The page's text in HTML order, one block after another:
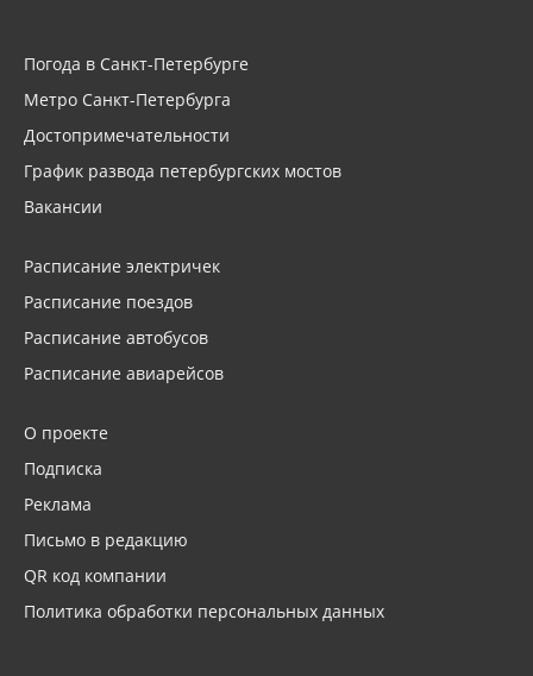
Погода в Санкт-Петербурге
Метро Санкт-Петербурга
Достопримечательности
График развода петербургских мостов
Вакансии
Расписание электричек
Расписание поездов
Расписание автобусов
Расписание авиарейсов
О проекте
Подписка
Реклама
Письмо в редакцию
QR код компании
Политика обработки персональных данных